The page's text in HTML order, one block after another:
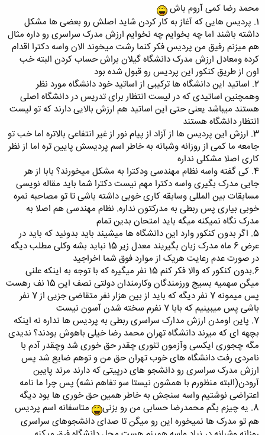
محمد رضا کمی آروم باش
1. پردیس هایی که آغاز به کار کردن شاید اصلش رو بعضی ها مشکل
داشته باشند اما چه بخوایم چه نخوایم ارزش مدرک سراسری رو داره مثال
هم میزنم رفیق من پردیس فکر کنما رشت میخوند الان واسه دکترا اقدام
کرده ومعادل ارزش مدرک دانشگاه گیلان براش حساب کردن البته خب
اون از طریق کنکور این پردیس رو قبول شده بود
2. اساتید این دانشگاه ها ترکیبی از اساتید خود دانشگاه مورد نظر
وهمچنین اساتیدی که در لیست انتظار برای تدریس در دانشگاه اصلی
هستند میباشد یعنی حتی این اساتید هم ارزش بالایی دارند که تو لیست
انتظار دانشگاه هستند
3. ارزش این پردیس ها از آزاد از پیام نور از غیر انتفاعی بالاتره اما خب تو
جامعه ما کمی از روزانه وشبانه به خاطر اسم پردیسش پایین تره اما از نظر
کاری اصلا مشکلی نداره
4. کی گفته واسه نظام مهندسی ودکترا به مشکل میخورند؟ بابا از هر
جایی مدرک بگیری واسه دکترا مهم نیست دکترا شما باید مقاله نویسی
مسابقات بین المللی وسابقه کاری خوبی داشته باشی تا تو مصاحبه نمره
خوبی بیاری پس ربطی به مدرکتون نداره. نظام مهندسی هم اصلا به
مدرک نگاه نمیکنه میگه باید امتحان بدین تمام
5. اگر بدون کنکور وارد این دانشگاه ها میشیند باید بدونید که باید در
عرض 6 ماه مدرک زبان بگیریند معدل زیر 15 نباید بشه وکلی مطلب دیگه
در صورت عدم رعایت هریک از موارد فوق شما اخراجید
6.بدون کنکور که والا فکر کنم 15 نفر میگیره که با توجه به اینکه علنی
میگن سهمیه بسیج ورزمندگان وکارمندان دولتی نصف این 15 نف رهست
پس میمونه 7 نفر دیگه که باید از بین هزار نفر متقاضی جزیی از 7 نفر
باشی پس میبینیم که بابا 7 نفرم سخته شدن آسون نیست
7. پاین اومدن ارزش مدارک سراسری ربطی به پردیس ها نداره نه اینکه
بچهه ای که میرند دانشگاه تهران محمد رضا خیلی باهوش بودند؟ ندیدی
مگه چجوری ایکسی وآزمون تئوری چقدر حق خوری شد وچقدر آدم با
نامردی رفت دانشگاه های خوب تهران حق من و توهم ضایع شد پس
ارزش مدرک سراسری رو دانشجو های درپیتی که دارند مرند پایین
آرودن(البته منظورم با همشون نیستا سو تفاهم نشه) پس چرا ما نامه
اعتراضی نوشتیم واسه سنجش به خاطر همین حق خوری ها بود دیگه
8. یه چیزم بگم محمدرضا حسابی من رو بزنی
متاسفانه اسم پردیس
هم تو مدرک ها نمیخوره این رو میگن تا صدای دانشجوهای سراسری